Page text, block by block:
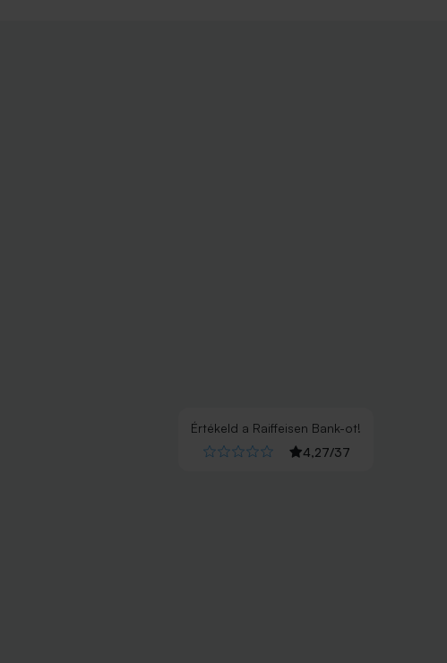
Értékeld a Raiffeisen Bank-ot!
4,27/37